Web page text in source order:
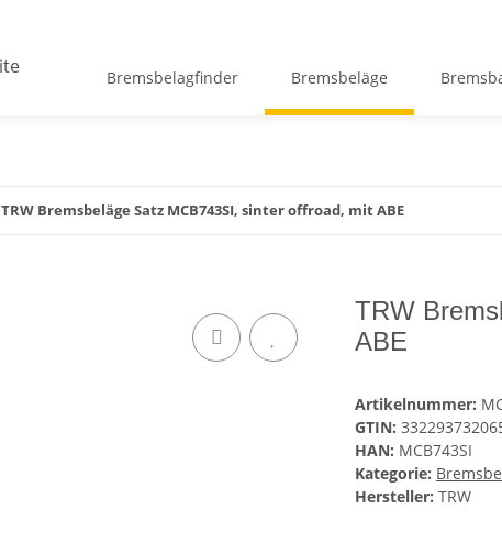
Bremsbelagfinder Bremsbeläge
TRW Bremsbeläge Satz MCB743SI, sinter offroad, mit ABE
TRW
ABE
Artikelnummer:
GTIN:
HAN: MCB743SI
Kategorie:
Hersteller: TRW